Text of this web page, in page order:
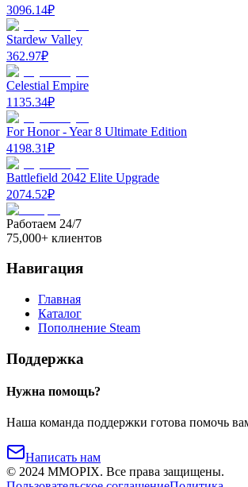
3096.14₽
Stardew Valley
362.97₽
Celestial Empire
1135.34₽
For Honor - Year 8 Ultimate Edition
4198.31₽
Battlefield 2042 Elite Upgrade
2074.52₽
Работаем 24/7
75,000+ клиентов
Навигация
Главная
Каталог
Пополнение Steam
Поддержка
Нужна помощь?
Наша команда поддержки готова помочь
Написать нам
© 2024 MMOPIX. Все права защищены.